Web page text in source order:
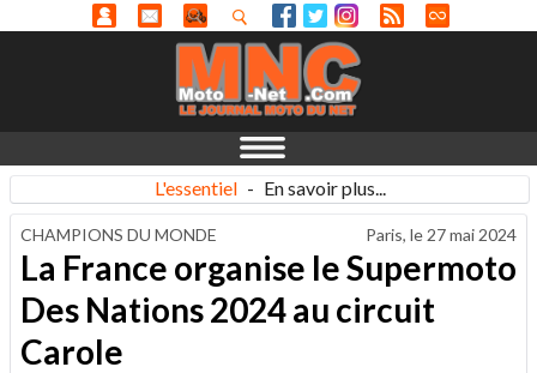
L'essentiel - En savoir plus...
CHAMPIONS DU MONDE Paris, le 27 mai 2024
La France organise le Supermoto
Des Nations 2024 au circuit
Carole